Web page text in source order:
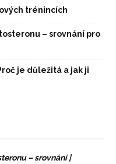
trénincích
– srovnání pro
je důležitá a jak ji
– srovnání |